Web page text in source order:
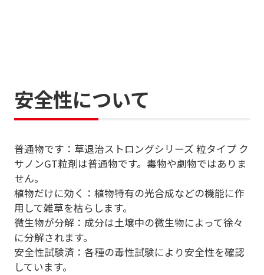
安全性について
普通物です：草退治ストロングシリーズ 粒タイプ ク
サノンGT粒剤は普通物です。毒物や劇物ではありま
せん。
植物だけに効く：植物特有の光合成などの機能に作
用して雑草を枯らします。
微生物が分解：成分は土壌中の微生物によって徐々
に分解されます。
安全性試験済：各種の毒性試験により安全性を確認
しています。